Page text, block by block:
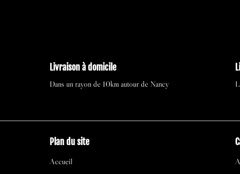
Livraison à domicile
Dans un rayon de 10km autour de Nancy
Plan du site
Accueil